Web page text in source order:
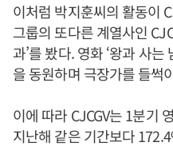
이처럼 박지훈씨의 활동이
그룹의 또다른 계열사인
과’를 봤다. 영화 ‘왕과 사
을 동원하며 극장가를 들썩
이에 따라 CJCGV는 1분기
지난해 같은 기간보다